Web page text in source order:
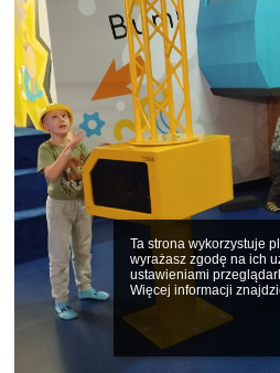
Ta strona wykorzystuje
wyrażasz zgodę na ich
ustawieniami
Więcej informacji